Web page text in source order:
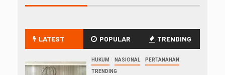
LATEST POPULAR TRENDING
HUKUM NASIONAL PERTANAHAN
TRENDING